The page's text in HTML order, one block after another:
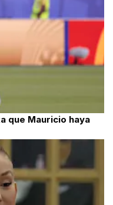
que Mauricio haya